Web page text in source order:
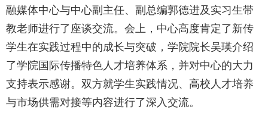
融媒体中心与中心副主任、副总编郭德进及实习生带
教老师进行了座谈交流。会上，中心高度肯定了新传
学生在实践过程中的成长与突破，学院院长吴瑛介绍
了学院国际传播特色人才培养体系，并对中心的大力
支持表示感谢。双方就学生实践情况、高校人才培养
与市场供需对接等内容进行了深入交流。